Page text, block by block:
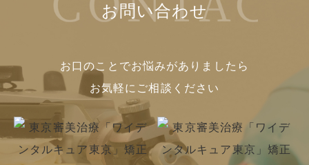
お問い合わせ
お口のことでお悩みがありましたら
お気軽にご相談ください